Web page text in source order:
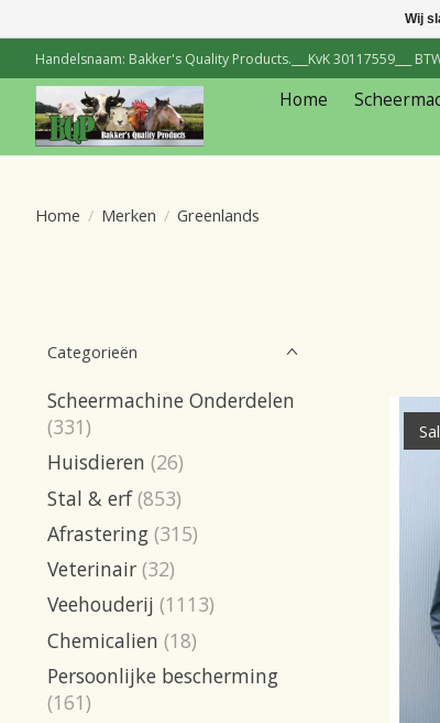
Handelsnaam: Bakker's Quality Products.___KvK 30117559___
Home
Home / Merken / Greenlands
Categorieën
Scheermachine Onderdelen
(331)
Huisdieren (26)
Stal & erf (853)
Afrastering (315)
Veterinair (32)
Veehouderij (1113)
Chemicalien (18)
Persoonlijke bescherming
(161)
Wij